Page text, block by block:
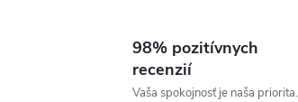
98% pozitívnych
recenzií
Vaša spokojnosť je naša priorita.